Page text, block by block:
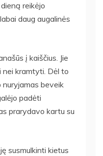
reikėjo
daug augalinės
į kaiščius. Jie
nei kramtyti. Dėl to
beveik
padėti
prarydavo kartu su
susmulkinti kietus